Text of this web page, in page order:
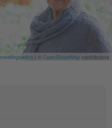
meetingswitch | ©OpenStreetMapcontributors